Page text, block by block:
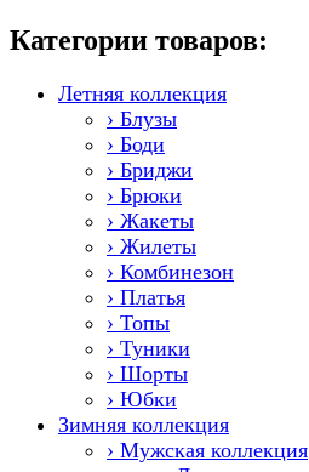
Категории товаров:
Летняя коллекция
› Блузы
› Боди
› Бриджи
› Брюки
› Жакеты
› Жилеты
› Комбинезон
› Платья
› Топы
› Туники
› Шорты
› Юбки
Зимняя коллекция
› Мужская коллекция